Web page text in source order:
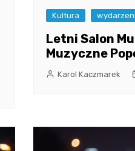
Kultura
Letni Salon
Muzyczne
Karol Kaczmarek